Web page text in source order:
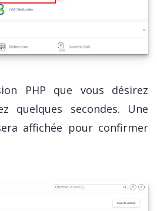
PHP que vous désirez
quelques secondes. Une
affichée pour confirmer